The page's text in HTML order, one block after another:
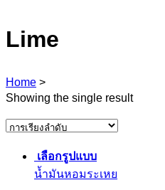
Lime
Home >
Showing the single result
เลือกรูปแบบ
น้ำมันหอมระเหย